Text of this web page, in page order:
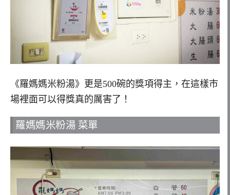
《羅媽媽米粉湯》更是500碗的獎項得主，在這樣市
場裡面可以得獎真的厲害了！
羅媽媽米粉湯 菜單